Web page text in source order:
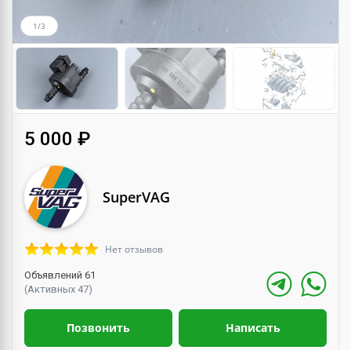
1/3
5 000 ₽
SuperVAG
Нет отзывов
Объявлений 61
(Активных 47)
Позвонить Написать